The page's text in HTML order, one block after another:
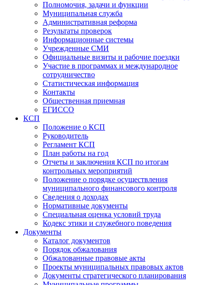
Полномочия, задачи и функции
Муниципальная служба
Административная реформа
Результаты проверок
Информационные системы
Учрежденные СМИ
Официальные визиты и рабочие поездки
Участие в программах и международное
сотрудничество
Статистическая информация
Контакты
Общественная приемная
ЕГИССО
КСП
Положение о КСП
Руководитель
Регламент КСП
План работы на год
Отчеты и заключения КСП по итогам
контрольных мероприятий
Положение о порядке осуществления
муниципального финансового контроля
Сведения о доходах
Нормативные документы
Специальная оценка условий труда
Кодекс этики и служебного поведения
Документы
Каталог документов
Порядок обжалования
Обжалованные правовые акты
Проекты муниципальных правовых актов
Документы стратегического планирования